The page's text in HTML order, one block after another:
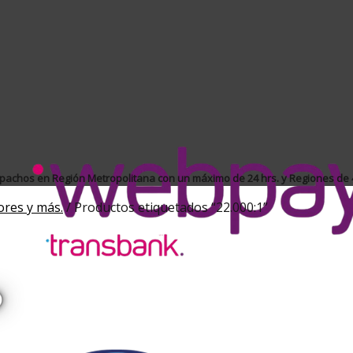
en Región Metropolitana con un máximo de 24 hrs. y Regiones de
y más./Productos etiquetados “22.000:1”